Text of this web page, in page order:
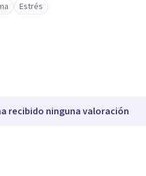
Estrés
recibido ninguna valoración